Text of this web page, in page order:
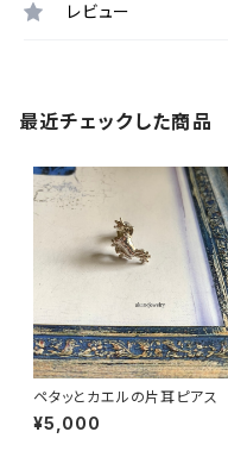
レビュー
最近チェックした商品
ペタッとカエルの片耳ピアス
¥5,000